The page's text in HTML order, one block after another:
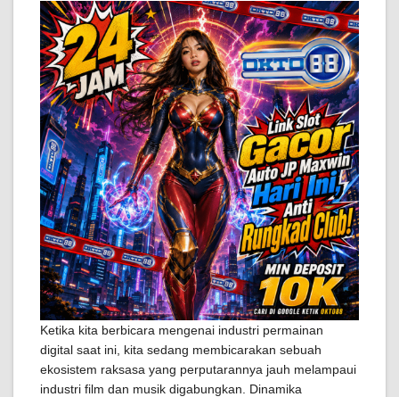
Ketika kita berbicara mengenai industri permainan
digital saat ini, kita sedang membicarakan sebuah
ekosistem raksasa yang perputarannya jauh melampaui
industri film dan musik digabungkan. Dinamika